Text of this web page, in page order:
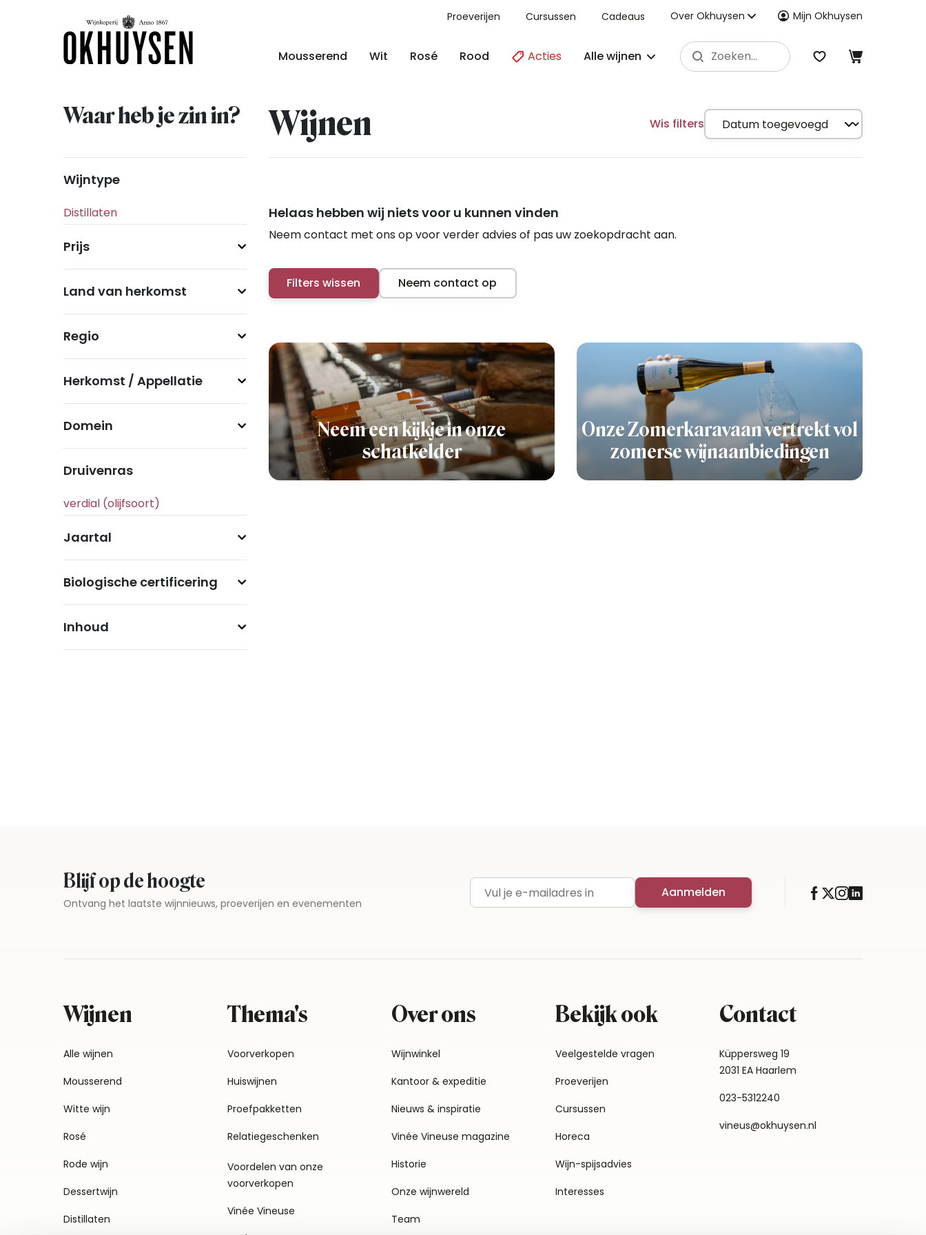
Proeverijen Cursussen Cadeaus Over Okhuysen Mijn Okhuysen
Mousserend Wit Rosé Rood Acties Alle wijnen
Waar heb je zin in? Wijnen Wis filters
Wijntype
Prijs
Land van herkomst
Regio
Herkomst / Appellatie
Domein
Druivenras
Jaartal
Biologische certificering
Inhoud
Helaas hebben wij niets voor u kunnen vinden
Neem contact met ons op voor verder advies of pas uw zoekopdracht aan.
Filters wissen Neem contact op
Neem een kijkje in onze
schatkelder
Onze Zomerkaravaan vertrekt vol
zomerse wijnaanbiedingen
Blijf op de hoogte
Ontvang het laatste wijnnieuws, proeverijen en evenementen E-mailadres Aanmelden
Wijnen
Alle wijnen
Mousserend
Witte wijn
Rosé
Rode wijn
Dessertwijn
Distillaten
Thema's
Voorverkopen
Huiswijnen
Proefpakketten
Relatiegeschenken
Voordelen van onze
voorverkopen
Vinée Vineuse
Over ons
Wijnwinkel
Kantoor & expeditie
Nieuws & inspiratie
Vinée Vineuse magazine
Historie
Onze wijnwereld
Team
Bekijk ook
Veelgestelde vragen
Proeverijen
Cursussen
Horeca
Wijn-spijsadvies
Interesses
Contact
Küppersweg 19
2031 EA Haarlem
023-5312240
vineus@okhuysen.nl